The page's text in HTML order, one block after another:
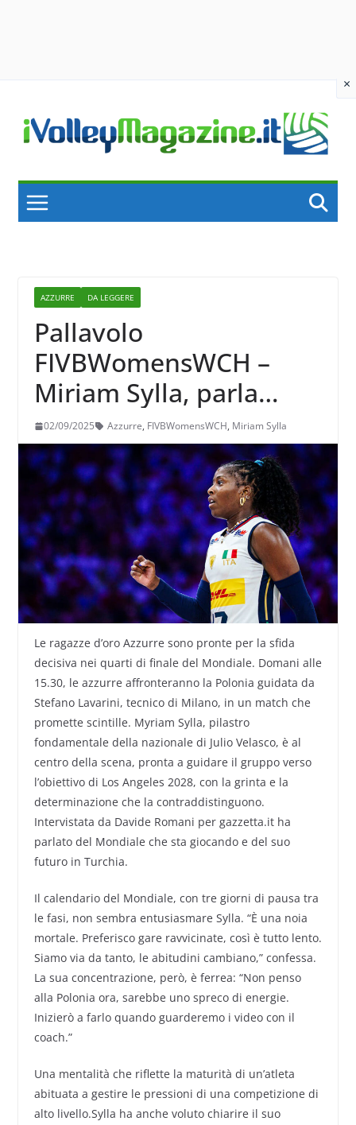
×
content
AZZURRE DA LEGGERE
Pallavolo
FIVBWomensWCH –
Miriam Sylla, parla
della formula del
Mondiale, della Polonia
e della scelta di andare
a giocare in Turchia
02/09/2025 Azzurre, FIVBWomensWCH, Miriam Sylla
Le ragazze d’oro Azzurre sono pronte per la sfida
decisiva nei quarti di finale del Mondiale. Domani alle
15.30, le azzurre affronteranno la Polonia guidata da
Stefano Lavarini, tecnico di Milano, in un match che
promette scintille. Myriam Sylla, pilastro
fondamentale della nazionale di Julio Velasco, è al
centro della scena, pronta a guidare il gruppo verso
l’obiettivo di Los Angeles 2028, con la grinta e la
determinazione che la contraddistinguono.
Intervistata da Davide Romani per gazzetta.it ha
parlato del Mondiale che sta giocando e del suo
futuro in Turchia.
Il calendario del Mondiale, con tre giorni di pausa tra
le fasi, non sembra entusiasmare Sylla. “È una noia
mortale. Preferisco gare ravvicinate, così è tutto lento.
Siamo via da tanto, le abitudini cambiano,” confessa.
La sua concentrazione, però, è ferrea: “Non penso
alla Polonia ora, sarebbe uno spreco di energie.
Inizierò a farlo quando guarderemo i video con il
coach.”
Una mentalità che riflette la maturità di un’atleta
abituata a gestire le pressioni di una competizione di
alto livello.Sylla ha anche voluto chiarire il suo